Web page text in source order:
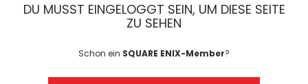
DU MUSST EINGELOGGT SEIN, UM DIESE SEITE
ZU SEHEN
Schon ein SQUARE ENIX-Member?